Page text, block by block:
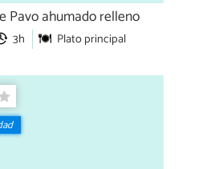
Pavo ahumado relleno
3h Plato principal